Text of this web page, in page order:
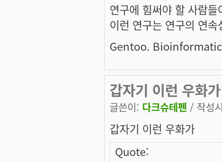
연구에 힘써야 할 사람
이런 연구는 연구의 연
Gentoo.
갑자기 이런 우화
글쓴이: 다크슈테펜 / 작성
갑자기 이런 우화가
Quote: